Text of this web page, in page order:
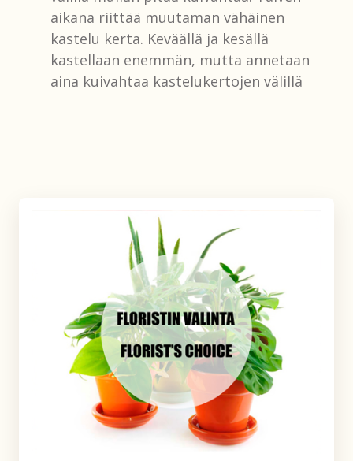
aikana riittää muutaman vähäinen
kastelu kerta. Keväällä ja kesällä
kastellaan enemmän, mutta annetaan
aina kuivahtaa kastelukertojen välillä